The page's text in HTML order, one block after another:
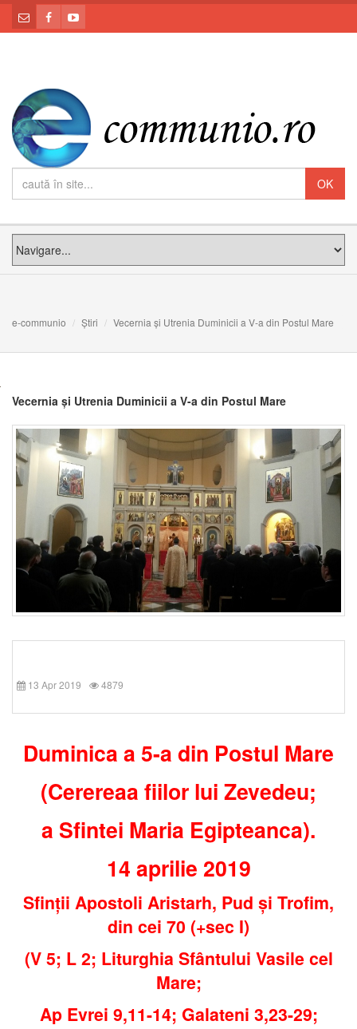
e-communio Știri Vecernia și Utrenia Duminicii a V-a din Postul Mare
Vecernia și Utrenia Duminicii a V-a din Postul Mare
13 Apr 2019 4879
Duminica a 5-a din Postul Mare
(Cerereaa fiilor lui Zevedeu;
a Sfintei Maria Egipteanca).
14 aprilie 2019
Sfinții Apostoli Aristarh, Pud și Trofim,
din cei 70 (+sec I)
(V 5; L 2; Liturghia Sfântului Vasile cel
Mare;
Ap Evrei 9,11-14; Galateni 3,23-29;